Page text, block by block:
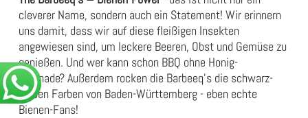
cleverer Name, sondern auch ein Statement! Wir erinnern
uns damit, dass wir auf diese fleißigen Insekten
angewiesen sind, um leckere Beeren, Obst und Gemüse zu
genießen. Und wer kann schon BBQ ohne Honig-
Marinade? Außerdem rocken die Barbeeq's die schwarz-
gelben Farben von Baden-Württemberg - eben echte
Bienen-Fans!